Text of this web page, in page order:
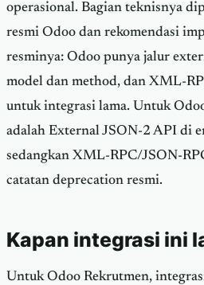
operasional. Bagian teknisnya
resmi Odoo dan rekomendasi
resminya: Odoo punya jalur
model dan method, dan XML-
untuk integrasi lama. Untuk
adalah External JSON-2 API di
sedangkan XML-RPC/JSON-
catatan deprecation resmi.
Kapan integrasi ini
Untuk Odoo Rekrutmen,